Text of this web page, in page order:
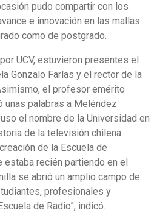
pudo compartir con los
e innovación en las mallas
como de postgrado.
UCV, estuvieron presentes el
Gonzalo Farías y el rector de la
el profesor emérito
unas palabras a Meléndez
el nombre de la Universidad en
de la televisión chilena.
de la Escuela de
estaba recién partiendo en el
se abrió un amplio campo de
profesionales y
de Radio”, indicó.